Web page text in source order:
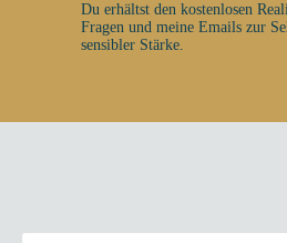
Du erhältst den kostenlosen
Fragen und meine Emails zur
sensibler Stärke.